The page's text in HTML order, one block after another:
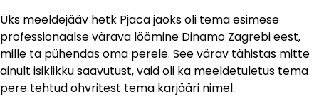
Üks meeldejääv hetk Pjaca jaoks oli tema esimese
professionaalse värava löömine Dinamo Zagrebi eest,
mille ta pühendas oma perele. See värav tähistas mitte
ainult isiklikku saavutust, vaid oli ka meeldetuletus tema
pere tehtud ohvritest tema karjääri nimel.